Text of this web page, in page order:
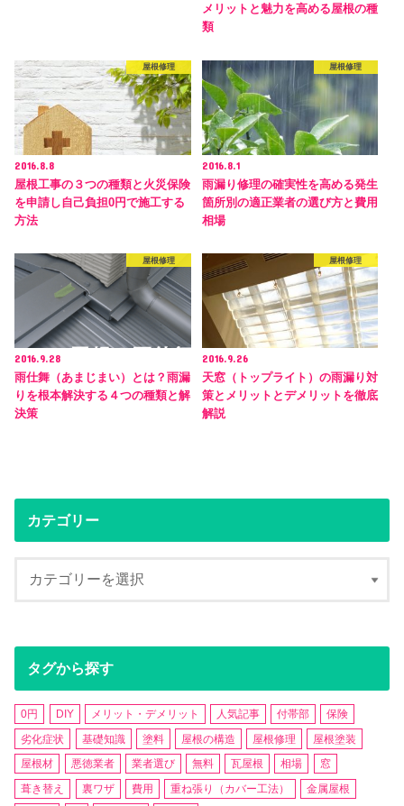
メリットと魅力を高める屋根の種
類
屋根修理
2016.8.8
屋根工事の３つの種類と火災保険
を申請し自己負担0円で施工する
方法
屋根修理
2016.8.1
雨漏り修理の確実性を高める発生
箇所別の適正業者の選び方と費用
相場
屋根修理
2016.9.28
雨仕舞（あまじまい）とは？雨漏
りを根本解決する４つの種類と解
決策
屋根修理
2016.9.26
天窓（トップライト）の雨漏り対
策とメリットとデメリットを徹底
解説
カテゴリー
タグから探す
0円 DIY メリット・デメリット 人気記事 付帯部
保険
劣化症状
基礎知識 塗料 屋根の構造 屋根修理
屋根塗装
屋根材
悪徳業者 業者選び 無料 瓦屋根 相場
窓
葺き替え
裏ワザ 費用 重ね張り（カバー工法）
金属屋根